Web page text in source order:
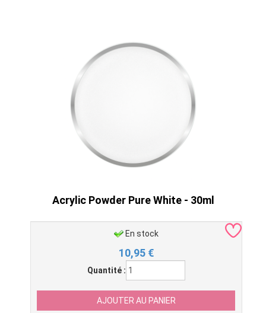
Acrylic Powder Pure White - 30ml
En stock
10,95 €
Quantité :